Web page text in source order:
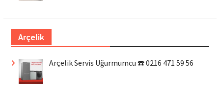
Arçelik
Arçelik Servis Uğurmumcu ☎️ 0216 471 59 56